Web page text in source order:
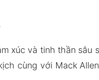
xúc và tinh thần sâu
cùng với Mack